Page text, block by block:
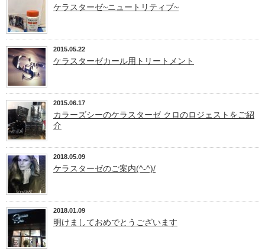
ケラスターゼ~ニュートリティブ~
2015.05.22
ケラスターゼカール用トリートメント
2015.06.17
カラーズシーのケラスターゼ クロのロジェストをご紹
介
2018.05.09
ケラスターゼのご案内(^-^)/
2018.01.09
明けましておめでとうございます